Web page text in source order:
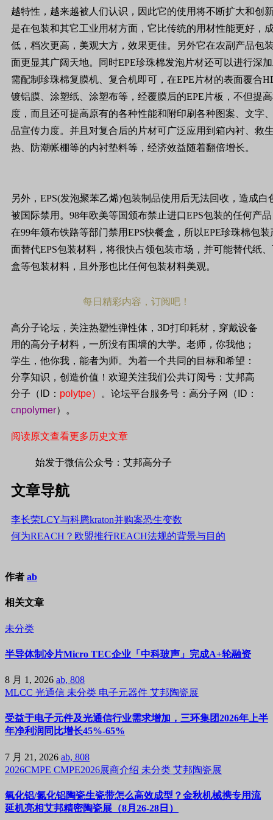
越特性，越来越被人们认识，因此它的使用将不断扩大和创
是在包装和其它工业用材方面，它比传统的用材性能更好，
低，档次更高，美观大方，效果更佳。另外它在农副产品包
面更显其广阔天地。同时EPE珍珠棉发泡片材还可以进行深
需配制珍珠棉复膜机、复合机即可，在EPE 片材的表面覆合
镀铝膜、涂塑纸、涂塑布等，经覆膜后的EPE 片板，不但提
度，而且还可提高原有的各种性能和附印刷各种图案、文字
品宣传力度。并且对复合后的片材可广泛应用到箱内衬、救
热、防潮帐棚等的内衬垫料等，经济效益随着翻倍增长。
另外， EPS(发泡聚苯乙烯)包装制品使用后无法回收，造成白
被国际禁用。 98年欧美等国颁布禁止进口EPS包装的任何产
在99年颁布铁路等部门禁用EPS快餐盒，所以EPE珍珠棉包装
面替代EPS包装材料，将很快占领包装市场，并可能替代纸
盒等包装材料，且外形也比任何包装材料美观。
每日精彩内容，订阅吧！
高分子论坛，关注热塑性弹性体， 3D打印耗材，穿戴设备
用的高分子材料，一所没有围墙的大学。老师，你我他；
学生，他你我，能者为师。为着一个共同的目标和希望：
分享知识，创造价值！欢迎关注我们公共订阅号：艾邦高
分子（ ID ： polytpe） 。论坛平台服务号：高分子网（ ID ：
cnpolymer）。
阅读原文查看更多历史文章
始发于微信公众号：艾邦高分子
文章导航
李长荣LCY与科腾kraton并购案恐生变数
何为REACH？欧盟推行REACH法规的背景与目的
作者 ab
相关文章
未分类
半导体制冷片Micro TEC企业「中科玻声」完成A+轮融资
8 月 1, 2026 ab, 808
MLCC 光通信 未分类 电子元器件 艾邦陶瓷展
受益于电子元件及光通信行业需求增加，三环集团2026年上半
年净利润同比增长45%-65%
7 月 21, 2026 ab, 808
2026CMPE CMPE2026展商介绍 未分类 艾邦陶瓷展
氧化铝/氮化铝陶瓷生瓷带怎么高效成型？金秋机械携专用流
延机亮相艾邦精密陶瓷展（8月26-28日）